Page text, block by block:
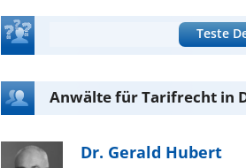
Teste
Anwälte für Tarifrecht in
Dr. Gerald Hubert